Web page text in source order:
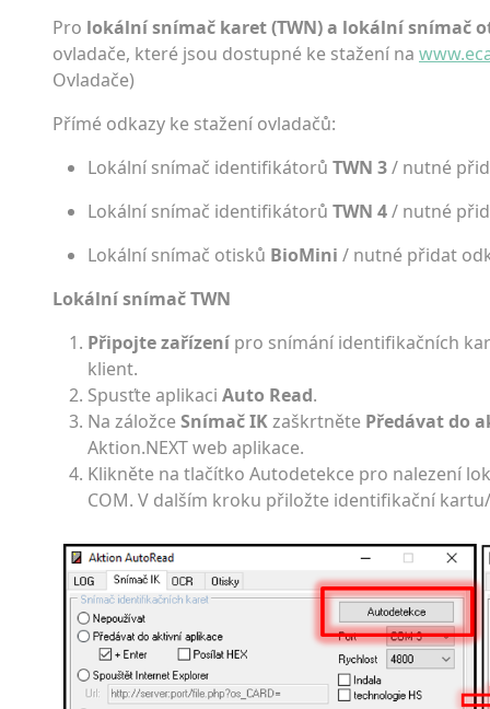
Pro lokální snímač karet (TWN) a lokální snímač
ovladače, které jsou dostupné ke stažení na
Ovladače)
Přímé odkazy ke stažení ovladačů:
Lokální snímač identifikátorů TWN 3/ nutné
Lokální snímač identifikátorů TWN 4/ nutné
Lokální snímač otisků BioMini / nutné přidat
Lokální snímač TWN
Připojte zařízení pro snímání identifikačních
klient.
Spusťte aplikaci Auto Read.
Na záložceSnímač IKzaškrtněte Předávat do
Aktion.NEXT web aplikace.
Klikněte na tlačítko Autodetekce pro nalezení
COM. V dalším kroku přiložte identifikační